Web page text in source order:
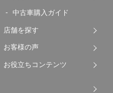
中古車購入ガイド
店舗を探す
お客様の声
お役立ちコンテンツ